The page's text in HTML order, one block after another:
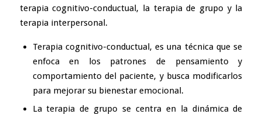
terapia cognitivo-conductual, la terapia de grupo y la
terapia interpersonal.
Terapia cognitivo-conductual, es una técnica que se
enfoca en los patrones de pensamiento y
comportamiento del paciente, y busca modificarlos
para mejorar su bienestar emocional.
La terapia de grupo se centra en la dinámica de